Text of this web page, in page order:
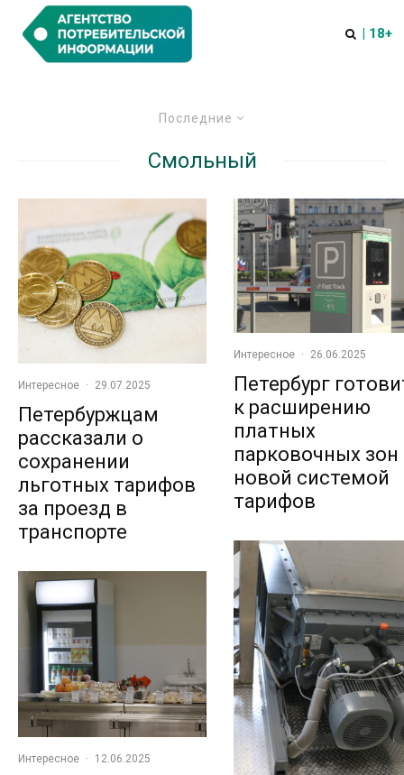
| 18+
Последние
Смольный
Интересное · 29.07.2025
Петербуржцам
рассказали о
сохранении
льготных тарифов
за проезд в
транспорте
Интересное · 12.06.2025
Интересное · 26.06.2025
Петербург
к расширению
платных
парковочных зон
новой системой
тарифов